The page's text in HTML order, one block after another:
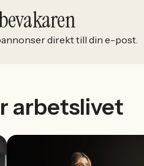
direkt till din e-post.
arbetslivet